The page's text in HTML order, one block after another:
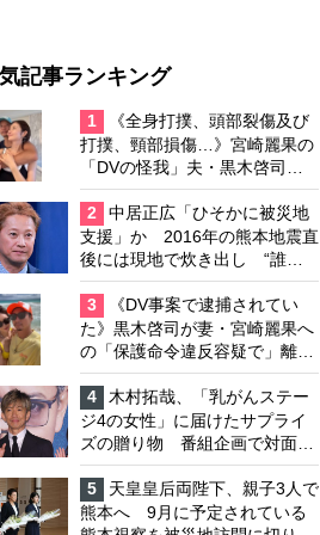
記事ランキング
1
《全身打撲、頭部裂傷及び
打撲、頸部損傷…》宮崎麗果の
「DVの怪我」夫・黒木啓司の
逮捕で始まる「夫婦の闘争」
2
中居正広「ひそかに被災地
支援」か 2016年の熊本地震直
後には現地で炊き出し “誰に
も知られなくて良い”と、むし
ろ強まる福祉活動への思い
3
《DV事案で逮捕されてい
た》黒木啓司が妻・宮崎麗果へ
の「保護命令違反容疑で」離婚
協議は「第二ステージ」へ
4
木村拓哉、「乳がんステー
ジ4の女性」に届けたサプライ
ズの贈り物 番組企画で対面し
たファンが、夢と希望を与える
心遣いに「うれしくて号泣しま
した」
5
天皇皇后両陛下、親子3人で
熊本へ 9月に予定されている